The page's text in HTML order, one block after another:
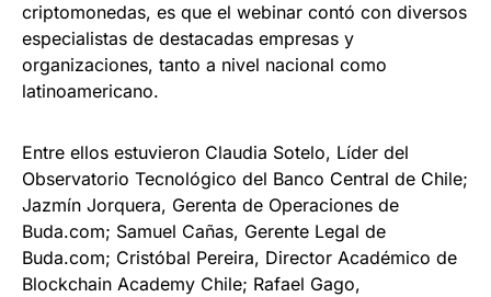
criptomonedas, es que el webinar contó con diversos
especialistas de destacadas empresas y
organizaciones, tanto a nivel nacional como
latinoamericano.
Entre ellos estuvieron Claudia Sotelo, Líder del
Observatorio Tecnológico del Banco Central de Chile;
Jazmín Jorquera, Gerenta de Operaciones de
Buda.com; Samuel Cañas, Gerente Legal de
Buda.com; Cristóbal Pereira, Director Académico de
Blockchain Academy Chile; Rafael Gago,